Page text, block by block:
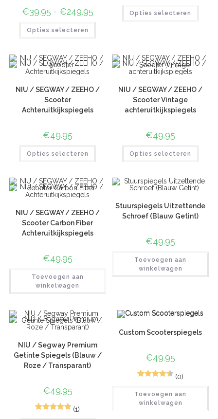
€39.95 - €249.95
Opties selecteren
Opties selecteren
NIU / SEGWAY / ZEEHO /
Scooter
Achteruitkijkspiegels
€49.95
Opties selecteren
NIU / SEGWAY / ZEEHO /
Scooter Vintage
achteruitkijkspiegels
€49.95
Opties selecteren
NIU / SEGWAY / ZEEHO /
Scooter Carbon Fiber
Achteruitkijkspiegels
€49.95
Toevoegen aan
winkelwagen
Stuurspiegels Uitzettende
Schroef (Blauw Getint)
€49.95
Toevoegen aan
winkelwagen
NIU / Segway Premium
Getinte Spiegels (Blauw /
Roze / Transparant)
€49.95
(1)
Custom Scooterspiegels
€49.95
rd4.50op
5
(0)
Toevoegen aan
winkelwagen